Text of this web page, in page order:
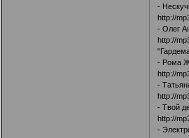
-
http://
- Олег
http://
- Рома
http://
-
http://
- Твой
http://
-